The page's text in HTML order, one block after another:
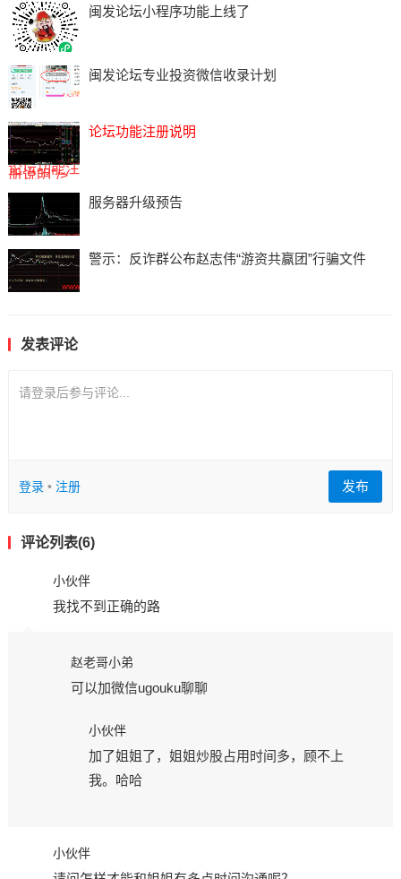
闽发论坛小程序功能上线了
闽发论坛专业投资微信收录计划
论坛功能注
册说明"/>
论坛功能注册说明
服务器升级预告
警示：反诈群公布赵志伟“游资共赢团”行骗文件
发表评论
请登录后参与评论...
登录• 注册 发布
评论列表(6)
小伙伴
我找不到正确的路
赵老哥小弟
可以加微信ugouku聊聊
小伙伴
加了姐姐了，姐姐炒股占用时间多，顾不上
我。哈哈
小伙伴